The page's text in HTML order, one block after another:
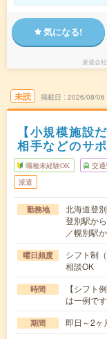
気になる!
派遣会社
未読 掲載日 2026/08/06
【小規模施設
相手などのサ
職種未経験OK 交通
派遣
勤務地
北海道登
登別駅か
／幌別駅
曜日頻度
シフト制
相談OK
時間
【シフト
は一例で
期間 即日～2ヶ